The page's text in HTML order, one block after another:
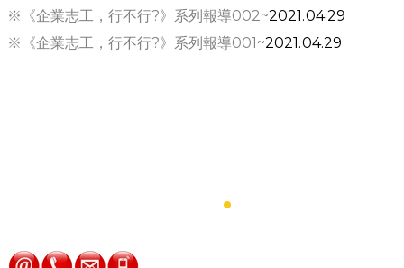
※《企業志工，行不行?》系列報導002~2021.04.29
※《企業志工，行不行?》系列報導001~2021.04.29
.